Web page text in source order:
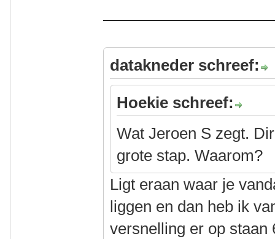
datakneder schreef:
Hoekie schreef:
Wat Jeroen S zegt.
grote stap. Waarom?
Ligt eraan waar je
liggen en dan heb ik
versnelling er op staan